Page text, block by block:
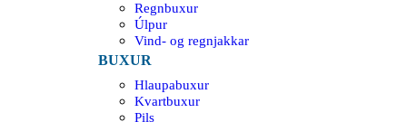
Regnbuxur
Úlpur
Vind- og regnjakkar
BUXUR
Hlaupabuxur
Kvartbuxur
Pils